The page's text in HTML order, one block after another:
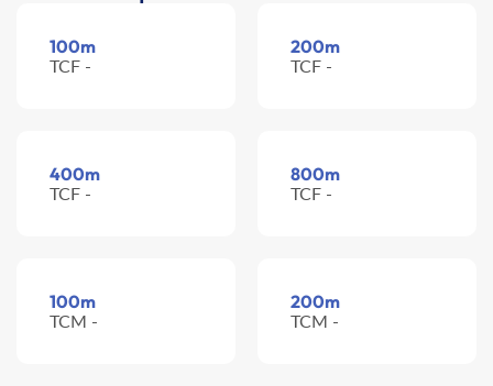
100m
TCF -
200m
TCF -
400m
TCF -
800m
TCF -
100m
TCM -
200m
TCM -